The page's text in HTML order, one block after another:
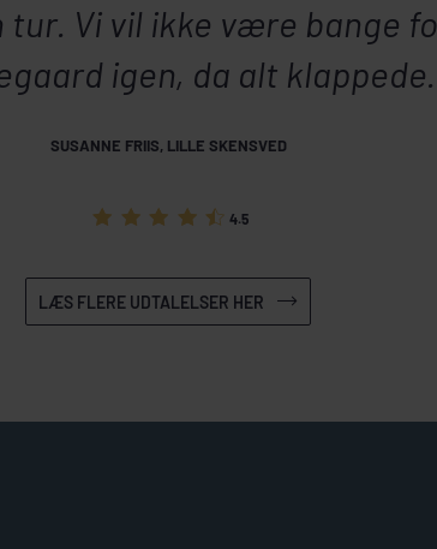
Vi vil ikke være bange
igen, da alt klappede.
SUSANNE FRIIS, LILLE SKENSVED
4.5
LÆS FLERE UDTALELSER HER